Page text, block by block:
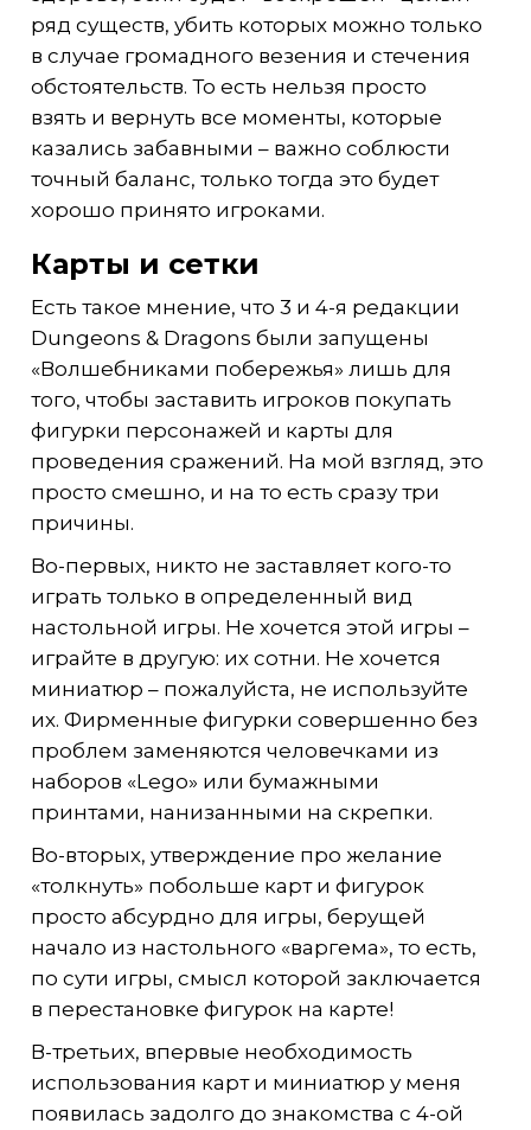
ряд существ, убить которых можно только
в случае громадного везения и стечения
обстоятельств. То есть нельзя просто
взять и вернуть все моменты, которые
казались забавными – важно соблюсти
точный баланс, только тогда это будет
хорошо принято игроками.
Карты и сетки
Есть такое мнение, что 3 и 4-я редакции
Dungeons & Dragons были запущены
«Волшебниками побережья» лишь для
того, чтобы заставить игроков покупать
фигурки персонажей и карты для
проведения сражений. На мой взгляд, это
просто смешно, и на то есть сразу три
причины.
Во-первых, никто не заставляет кого-то
играть только в определенный вид
настольной игры. Не хочется этой игры –
играйте в другую: их сотни. Не хочется
миниатюр – пожалуйста, не используйте
их. Фирменные фигурки совершенно без
проблем заменяются человечками из
наборов «Lego» или бумажными
принтами, нанизанными на скрепки.
Во-вторых, утверждение про желание
«толкнуть» побольше карт и фигурок
просто абсурдно для игры, берущей
начало из настольного «варгема», то есть,
по сути игры, смысл которой заключается
в перестановке фигурок на карте!
В-третьих, впервые необходимость
использования карт и миниатюр у меня
появилась задолго до знакомства с 4-ой